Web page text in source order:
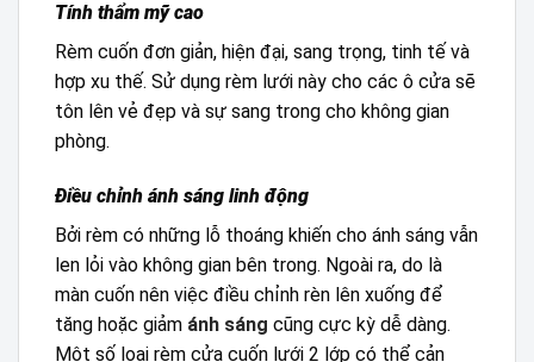
Tính thẩm mỹ cao
Rèm cuốn đơn giản, hiện đại, sang trọng, tinh tế và
hợp xu thế. Sử dụng rèm lưới này cho các ô cửa sẽ
tôn lên vẻ đẹp và sự sang trong cho không gian
phòng.
Điều chỉnh ánh sáng linh động
Bởi rèm có những lỗ thoáng khiến cho ánh sáng vẫn
len lỏi vào không gian bên trong. Ngoài ra, do là
màn cuốn nên việc điều chỉnh rèn lên xuống để
tăng hoặc giảm ánh sáng cũng cực kỳ dễ dàng.
Một số loại rèm cửa cuốn lưới 2 lớp có thể cản